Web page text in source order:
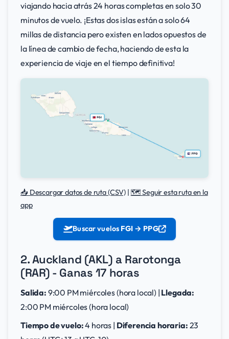
viajando hacia atrás 24 horas completas en solo 30
minutos de vuelo. ¡Estas dos islas están a solo 64
millas de distancia pero existen en lados opuestos de
la línea de cambio de fecha, haciendo de esta la
experiencia de viaje en el tiempo definitiva!
📥 Descargar datos de ruta (CSV) | 🗺️ Seguir esta ruta en la
app
Buscar vuelos FGI → PPG
2. Auckland (AKL) a Rarotonga
(RAR) - Ganas 17 horas
Salida: 9:00 PM miércoles (hora local) | Llegada:
2:00 PM miércoles (hora local)
Tiempo de vuelo:4 horas | Diferencia horaria: 23